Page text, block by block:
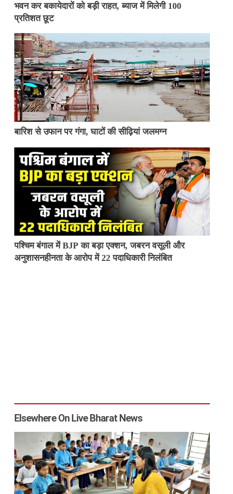
भवन कर बकायेदारों को बड़ी राहत, ब्याज में मिलेगी 100
प्रतिशत छूट
बारिश से उफान पर गंगा, घाटों की सीढ़ियां जलमग्न
पश्चिम बंगाल में BJP का बड़ा एक्शन, जबरन वसूली और
अनुशासनहीनता के आरोप में 22 पदाधिकारी निलंबित
Elsewhere On Live Bharat News